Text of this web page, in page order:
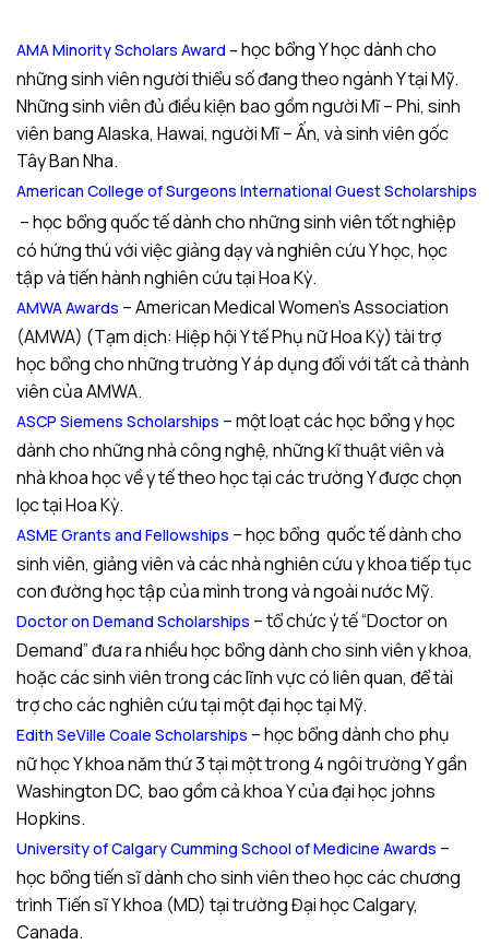
AMA Minority Scholars Award – học bổng Y học dành cho
những sinh viên người thiểu số đang theo ngành Y tại Mỹ.
Những sinh viên đủ điều kiện bao gồm người Mĩ – Phi, sinh
viên bang Alaska, Hawai, người Mĩ – Ấn, và sinh viên gốc
Tây Ban Nha.
American College of Surgeons International Guest Scholarships
– học bổng quốc tế dành cho những sinh viên tốt nghiệp
có hứng thú với việc giảng dạy và nghiên cứu Y học, học
tập và tiến hành nghiên cứu tại Hoa Kỳ.
AMWA Awards – American Medical Women’s Association
(AMWA) (Tạm dịch: Hiệp hội Y tế Phụ nữ Hoa Kỳ) tài trợ
học bổng cho những trường Y áp dụng đối với tất cả thành
viên của AMWA.
ASCP Siemens Scholarships – một loạt các học bổng y học
dành cho những nhà công nghệ, những kĩ thuật viên và
nhà khoa học về y tế theo học tại các trường Y được chọn
lọc tại Hoa Kỳ.
ASME Grants and Fellowships – học bổng quốc tế dành cho
sinh viên, giảng viên và các nhà nghiên cứu y khoa tiếp tục
con đường học tập của mình trong và ngoài nước Mỹ.
Doctor on Demand Scholarships – tổ chức ý tế “Doctor on
Demand” đưa ra nhiều học bổng dành cho sinh viên y khoa,
hoặc các sinh viên trong các lĩnh vực có liên quan, để tài
trợ cho các nghiên cứu tại một đại học tại Mỹ.
Edith SeVille Coale Scholarships – học bổng dành cho phụ
nữ học Y khoa năm thứ 3 tại một trong 4 ngôi trường Y gần
Washington DC, bao gồm cả khoa Y của đại học johns
Hopkins.
University of Calgary Cumming School of Medicine Awards –
học bổng tiến sĩ dành cho sinh viên theo học các chương
trình Tiến sĩ Y khoa (MD) tại trường Đại học Calgary,
Canada.